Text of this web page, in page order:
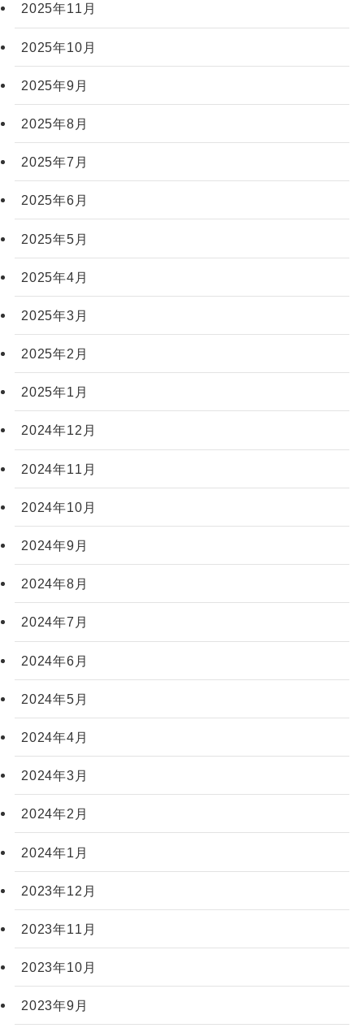
2025年11月
2025年10月
2025年9月
2025年8月
2025年7月
2025年6月
2025年5月
2025年4月
2025年3月
2025年2月
2025年1月
2024年12月
2024年11月
2024年10月
2024年9月
2024年8月
2024年7月
2024年6月
2024年5月
2024年4月
2024年3月
2024年2月
2024年1月
2023年12月
2023年11月
2023年10月
2023年9月